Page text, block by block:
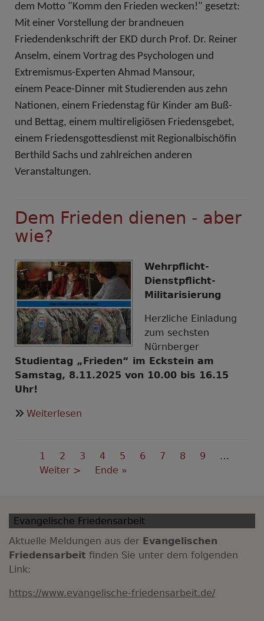
dem Motto "Komm den Frieden wecken!" gesetzt:
Mit einer Vorstellung der brandneuen
Friedendenkschrift der EKD durch Prof. Dr. Reiner
Anselm, einem Vortrag des Psychologen und
Extremismus-Experten Ahmad Mansour,
einem Peace-Dinner mit Studierenden aus zehn
Nationen, einem Friedenstag für Kinder am Buß-
und Bettag, einem multireligiösen Friedensgebet,
einem Friedensgottesdienst mit Regionalbischöfin
Berthild Sachs und zahlreichen anderen
Veranstaltungen.
Dem Frieden dienen - aber
wie?
Wehrpflicht-
Dienstpflicht-
Militarisierung
Herzliche Einladung
zum sechsten
Nürnberger
Studientag „Frieden“ im Eckstein am
Samstag, 8.11.2025 von 10.00 bis 16.15
Uhr!
Weiterlesen
dienen
Seitennummerierung
Aktuelle
Seite
1 Seite
2 Seite
3 Seite
4 Seite
5 Seite
6 Seite
7 Seite
8 Seite
9
…
Nächste
Weiter >
Last
Ende »
Evangelische Friedensarbeit
Aktuelle Meldungen aus der Evangelischen
Friedensarbeit finden Sie unter dem folgenden
Link:
https://www.evangelische-friedensarbeit.de/